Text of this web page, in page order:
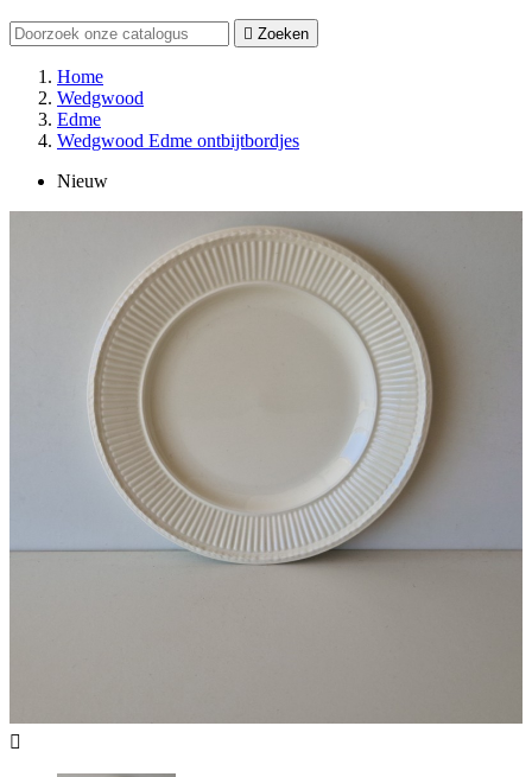
 Zoeken
Home
Wedgwood
Edme
Wedgwood Edme ontbijtbordjes
Nieuw
